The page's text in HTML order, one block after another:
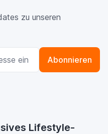
zu unseren
E-Mailadresse
Abonnieren
Lifestyle-